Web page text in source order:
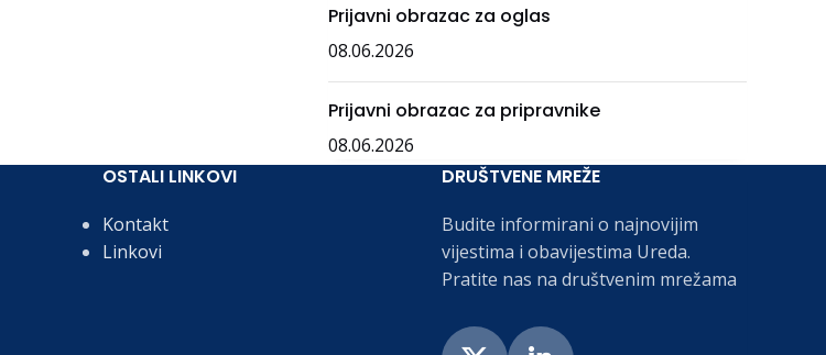
Prijavni obrazac za oglas
08.06.2026
Prijavni obrazac za pripravnike
08.06.2026
OSTALI LINKOVI
Kontakt
Linkovi
DRUŠTVENE MREŽE
Budite informirani o najnovijim
vijestima i obavijestima Ureda.
Pratite nas na društvenim mrežama